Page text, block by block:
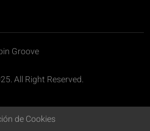
Groove
All Right Reserved.
de Cookies